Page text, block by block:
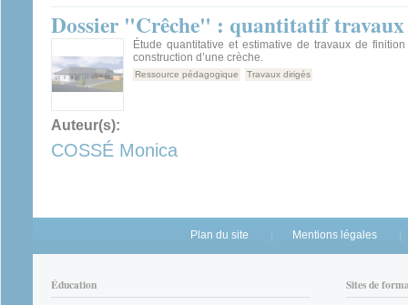
Dossier "Crêche" : quantitatif
Étude quantitative et estimative de travaux de
construction d’une crèche.
Ressource pédagogique Travaux dirigés
Auteur(s):
COSSÉ Monica
Plan du site Mentions légales
Éducation Sites de